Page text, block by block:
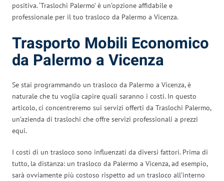
positiva. ‘Traslochi Palermo’ è un’opzione affidabile e
professionale per il tuo trasloco da Palermo a Vicenza.
Trasporto Mobili Economico
da Palermo a Vicenza
Se stai programmando un trasloco da Palermo a Vicenza, è
naturale che tu voglia capire quali saranno i costi. In questo
articolo, ci concentreremo sui servizi offerti da Traslochi Palermo,
un’azienda di traslochi che offre servizi professionali a prezzi
equi.
I costi di un trasloco sono influenzati da diversi fattori. Prima di
tutto, la distanza: un trasloco da Palermo a Vicenza, ad esempio,
sarà ovviamente più costoso rispetto ad un trasloco all’interno